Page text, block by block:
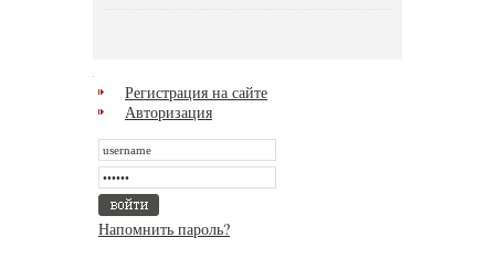
Регистрация на сайте
Авторизация
Напомнить пароль?